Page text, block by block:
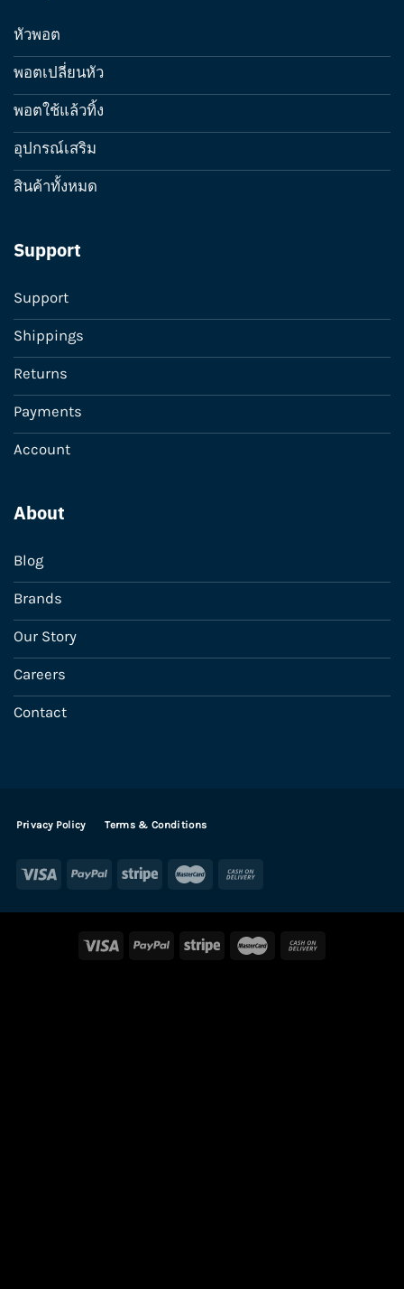
หัวพอต
พอตเปลี่ยนหัว
พอตใช้แล้วทิ้ง
อุปกรณ์เสริม
สินค้าทั้งหมด
Support
Support
Shippings
Returns
Payments
Account
About
Blog
Brands
Our Story
Careers
Contact
Privacy Policy Terms & Conditions